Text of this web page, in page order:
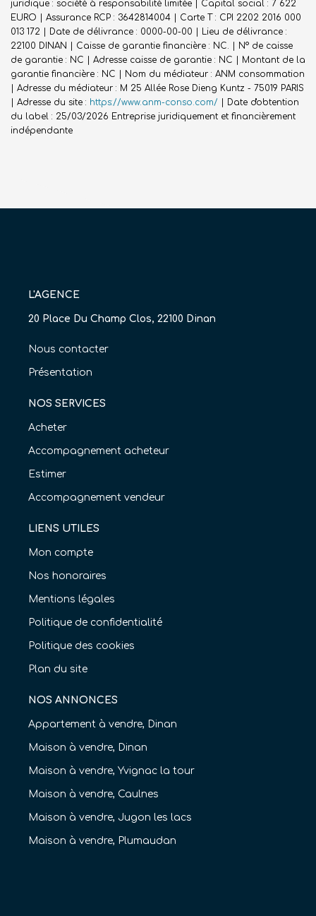
juridique : société à responsabilité limitée | Capital social : 7 622
EURO | Assurance RCP : 3642814004 | Carte T : CPI 2202 2016 000
013 172 | Date de délivrance : 0000-00-00 | Lieu de délivrance :
22100 DINAN | Caisse de garantie financière : NC. | N° de caisse
de garantie : NC | Adresse caisse de garantie : NC | Montant de la
garantie financière : NC | Nom du médiateur : ANM consommation
| Adresse du médiateur : M 25 Allée Rose Dieng Kuntz - 75019 PARIS
| Adresse du site : https://www.anm-conso.com/ | Date d'obtention
du label : 25/03/2026 Entreprise juridiquement et financièrement
indépendante
L'AGENCE
20 Place Du Champ Clos, 22100 Dinan
Nous contacter
Présentation
NOS SERVICES
Acheter
Accompagnement acheteur
Estimer
Accompagnement vendeur
LIENS UTILES
Mon compte
Nos honoraires
Mentions légales
Politique de confidentialité
Politique des cookies
Plan du site
NOS ANNONCES
Appartement à vendre, Dinan
Maison à vendre, Dinan
Maison à vendre, Yvignac la tour
Maison à vendre, Caulnes
Maison à vendre, Jugon les lacs
Maison à vendre, Plumaudan